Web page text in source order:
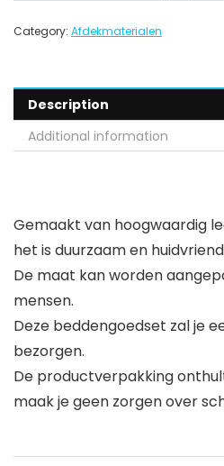
Category: Afdekmaterialen
Description
Additional information
Gemaakt van hoogwaardig
het is duurzaam en
De maat kan worden
mensen.
Deze beddengoedset zal je
bezorgen.
De productverpakking
maak je geen zorgen over